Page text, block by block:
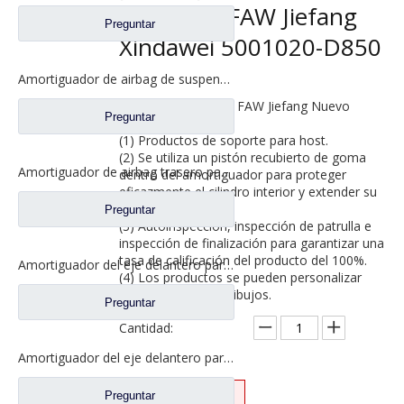
Preguntar
Amortiguador de airbag de suspensión delantera para repuestos de camiones FAW Jiefang Tian V 5001025-E18
Preguntar
Amortiguador de airbag trasero para repuestos de camiones FAW Jiefang J6 5001020-CA01-B
Preguntar
Amortiguador del eje delantero para piezas de repuesto de camiones FAW Jiefang Jh6 2905010-DV450
Preguntar
Amortiguador del eje delantero para FAW Jiefang Tian V Han V Truck Auto Repuestos 2905010-D650
Preguntar
camiones FAW Jiefang
Xindawei 5001020-D850
Modelos aplicables: FAW Jiefang Nuevo
Dawei
(1) Productos de soporte para host.
(2) Se utiliza un pistón recubierto de goma
dentro del amortiguador para proteger
eficazmente el cilindro interior y extender su
vida útil.
(3) Autoinspección, inspección de patrulla e
inspección de finalización para garantizar una
tasa de calificación del producto del 100%.
(4) Los productos se pueden personalizar
según muestras y dibujos.
Cantidad:
Preguntar